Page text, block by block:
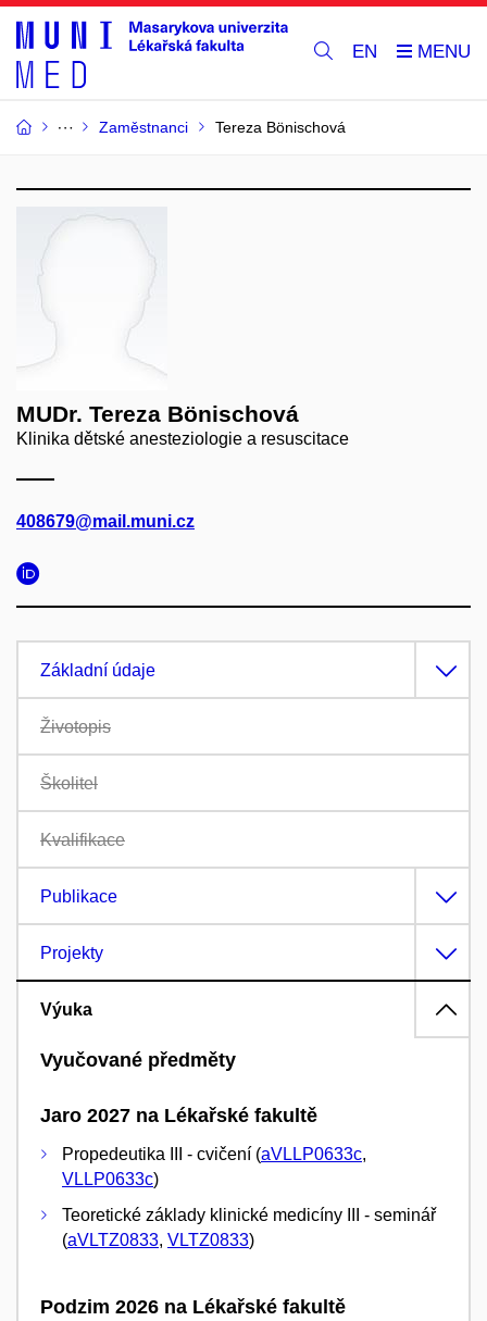
EN
Zaměstnanci Tereza Bönischová
MUDr. Tereza Bönischová
Klinika dětské anesteziologie a resuscitace
408679@mail.muni.cz
Základní údaje
Životopis
Školitel
Kvalifikace
Publikace
Projekty
Výuka
Vyučované předměty
Jaro 2027 na Lékařské fakultě
Propedeutika III - cvičení (aVLLP0633c,
VLLP0633c)
Teoretické základy klinické medicíny III - seminář
(aVLTZ0833, VLTZ0833)
Podzim 2026 na Lékařské fakultě